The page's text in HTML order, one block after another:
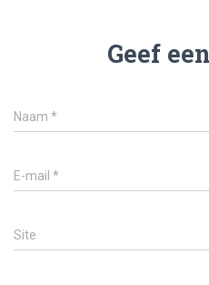
Geef
Naam *
E-mail *
Site